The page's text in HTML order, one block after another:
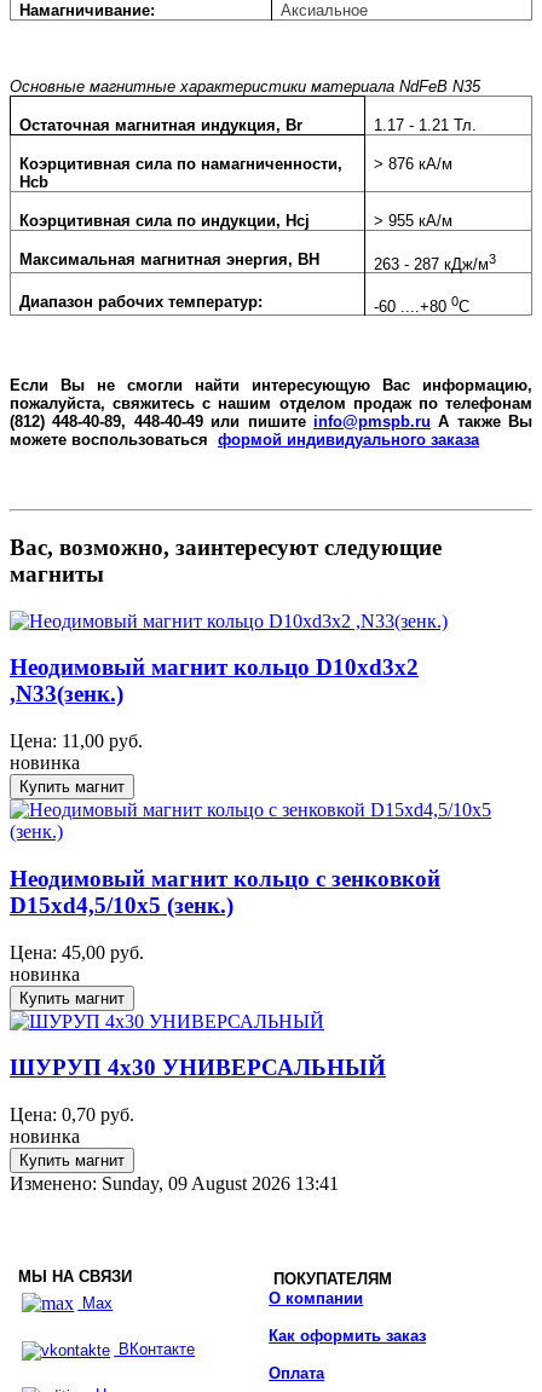
Намагничивание: Аксиальное
Основные магнитные характеристики материала NdFeB N35
Остаточная магнитная индукция, Br 1.17 - 1.21 Тл.
Коэрцитивная сила по намагниченности,
Hcb
> 876 кА/м
Коэрцитивная сила по индукции, Hcj > 955 кА/м
Максимальная магнитная энергия, BH 263 - 287 кДж/м3
Диапазон рабочих температур: -60 ....+800С
Если Вы не смогли найти интересующую Вас информацию,
пожалуйста, свяжитесь с нашим отделом продаж по телефонам
(812) 448-40-89, 448-40-49 или пишите info@pmspb.ru А также Вы
можете воспользоваться формой индивидуального заказа
Вас, возможно, заинтересуют следующие
магниты
Неодимовый магнит кольцо D10xd3x2
,N33(зенк.)
Цена: 11,00 руб.
новинка
Неодимовый магнит кольцо с зенковкой
D15xd4,5/10x5 (зенк.)
Цена: 45,00 руб.
новинка
ШУРУП 4x30 УНИВЕРСАЛЬНЫЙ
Цена: 0,70 руб.
новинка
Изменено: Sunday, 09 August 2026 13:41
МЫ НА СВЯЗИ
ПОКУПАТЕЛЯМ
Max
ВКонтакте
О компании
Как оформить заказ
Оплата